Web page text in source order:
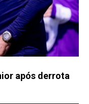
após derrota